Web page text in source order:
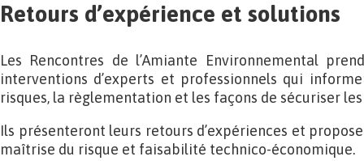
Retours d’expérience et solutions
Les Rencontres de l’Amiante Environnemental
interventions d’experts et professionnels qui
risques, la règlementation et les façons de sécuriser
Ils présenteront leurs retours d’expériences et
maîtrise du risque et faisabilité technico-économique.